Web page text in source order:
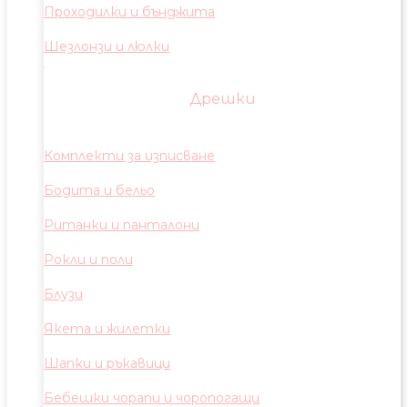
Проходилки и бънджита
Шезлонзи и люлки
Дрешки
Комплекти за изписване
Бодита и бельо
Ританки и панталони
Рокли и поли
Блузи
Якета и жилетки
Шапки и ръкавици
Бебешки чорапи и чоропогащи